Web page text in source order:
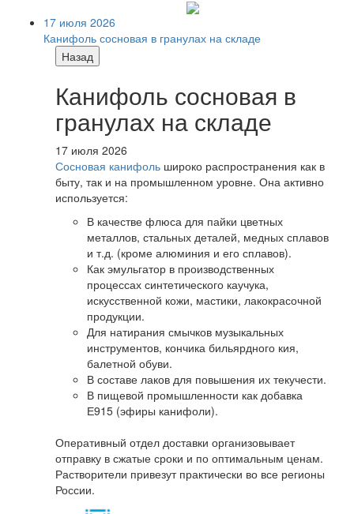
17 июля 2026
Канифоль сосновая в гранулах на складе
Назад
Канифоль сосновая в
гранулах на складе
17 июля 2026
Сосновая канифоль широко распространения как в
быту, так и на промышленном уровне. Она активно
используется:
В качестве флюса для пайки цветных
металлов, стальных деталей, медных сплавов
и т.д. (кроме алюминия и его сплавов).
Как эмульгатор в производственных
процессах синтетического каучука,
искусственной кожи, мастики, лакокрасочной
продукции.
Для натирания смычков музыкальных
инструментов, кончика бильярдного кия,
балетной обуви.
В составе лаков для повышения их текучести.
В пищевой промышленности как добавка
Е915 (эфиры канифоли).
Оперативный отдел доставки организовывает
отправку в сжатые сроки и по оптимальным ценам.
Растворители привезут практически во все регионы
России.